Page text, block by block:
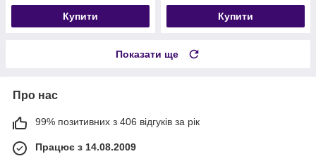
Купити Купити
Показати ще
Про нас
99% позитивних з 406 відгуків за рік
Працює з 14.08.2009